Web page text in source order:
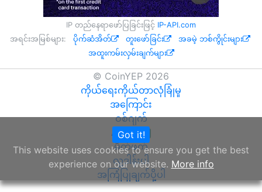
IP တည်နေရာဖော်ပြခြင်းဖြင့် IP-API.com
အရင်းအမြစ်များ: ပိုက်ဆံအိတ် တူးဖော်ခြင်း
အခမဲ့ ဘစ်ကွိုင်းများ
အထူးကမ်းလှမ်းချက်များ
© CoinYEP 2026
ကိုယ်ရေးကိုယ်တာလုံခြုံမှု
အကြောင်း
ဝစ်ဂျက်
API NEW
မိတ်ဖက်
လှူဒါန်းပါ
အကြံပြုချက်ပို့ပါ
Got it!
This website uses cookies to ensure you get the best
experience on our website. More info